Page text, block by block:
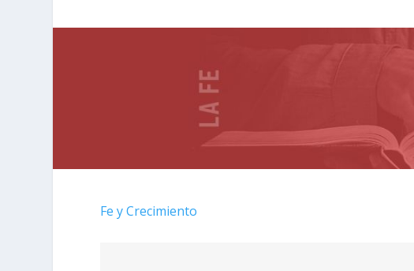
Fe y Crecimiento